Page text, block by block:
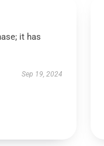
it has
Sep 19, 2024